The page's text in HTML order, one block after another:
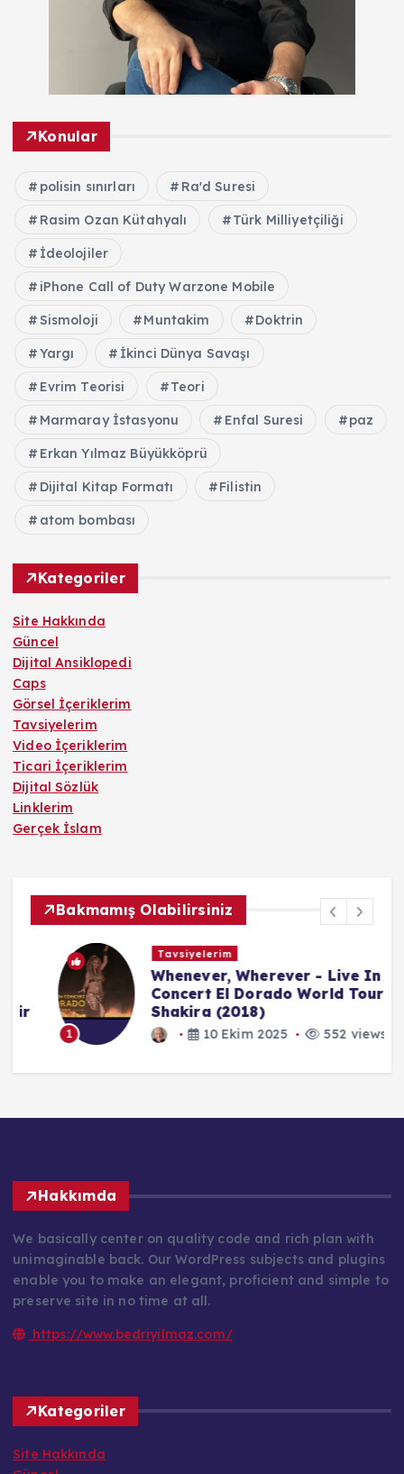
Konular
polisin sınırları Ra'd Suresi
Rasim Ozan Kütahyalı Türk Milliyetçiliği
İdeolojiler
iPhone Call of Duty Warzone Mobile
Sismoloji Muntakim Doktrin
Yargı İkinci Dünya Savaşı
Evrim Teorisi Teori
Marmaray İstasyonu Enfal Suresi paz
Erkan Yılmaz Büyükköprü
Dijital Kitap Formatı Filistin
atom bombası
Kategoriler
Site Hakkında
Güncel
Dijital Ansiklopedi
Caps
Görsel İçeriklerim
Tavsiyelerim
Video İçeriklerim
Ticari İçeriklerim
Dijital Sözlük
Linklerim
Gerçek İslam
Bakmamış Olabilirsiniz
Tavsiyelerim
Whenever, Wherever - Live In
Concert El Dorado World Tour -
Shakira (2018)
10 Ekim 2025 552 views
Hakkımda
unimaginable back. Our WordPress subjects and plugins
enable you to make an elegant, proficient and simple to
preserve site in no time at all.
https://www.bedriyilmaz.com/
Kategoriler
Güncel